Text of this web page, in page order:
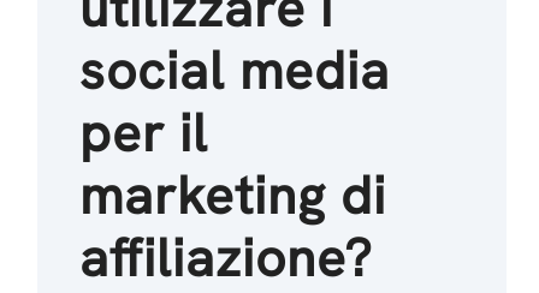
social media
per il
marketing di
affiliazione?